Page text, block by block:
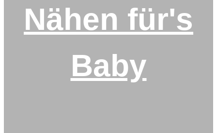
Nähen für's
Baby